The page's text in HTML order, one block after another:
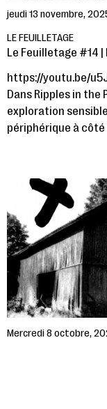
jeudi 13 novembre,
LE FEUILLETAGE
Le Feuilletage #14
https://youtu.be/
Dans Ripples in the
exploration
périphérique à côté
Mercredi 8 octobre,